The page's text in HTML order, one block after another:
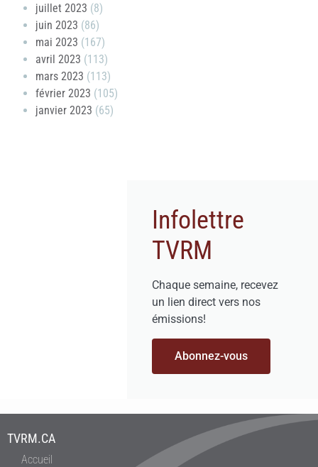
juillet 2023 (8)
juin 2023 (86)
mai 2023 (167)
avril 2023 (113)
mars 2023 (113)
février 2023 (105)
janvier 2023 (65)
Infolettre
TVRM
Chaque semaine, recevez
un lien direct vers nos
émissions!
Abonnez-vous
TVRM.CA
Accueil